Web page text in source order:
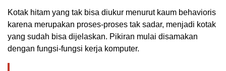
Kotak hitam yang tak bisa diukur menurut kaum behavioris
karena merupakan proses-proses tak sadar, menjadi kotak
yang sudah bisa dijelaskan. Pikiran mulai disamakan
dengan fungsi-fungsi kerja komputer.